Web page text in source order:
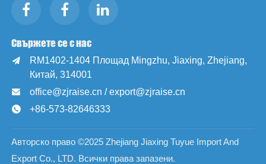
Свържете се с нас

RM1402-1404 Площад Mingzhu, Jiaxing, Zhejiang,
Китай, 314001
 office@zjraise.cn / export@zjraise.cn
 +86-573-82646333
Авторско право ©2025 Zhejiang Jiaxing Tuyue Import And
Export Co., LTD. Всички права запазени.